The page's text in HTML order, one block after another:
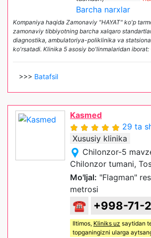
Barcha narxlar
Kompaniya haqida Zamonaviy "HAYAT" ko'p
zamonaviy tibbiyotning barcha xalqaro
diagnostika, ambulatoriya-poliklinika va
ko'rsatadi. Klinika 5 asosiy bo'linmalaridan
>>> Batafsil
Kasmed
29 ta
Xususiy klinika
Chilonzor-5
Chilonzor tumani,
Mo'ljal: "Flagman"
metrosi
☎ +998-71-
Iltimos, Kliniks uz saytidan
topganingizni ularga